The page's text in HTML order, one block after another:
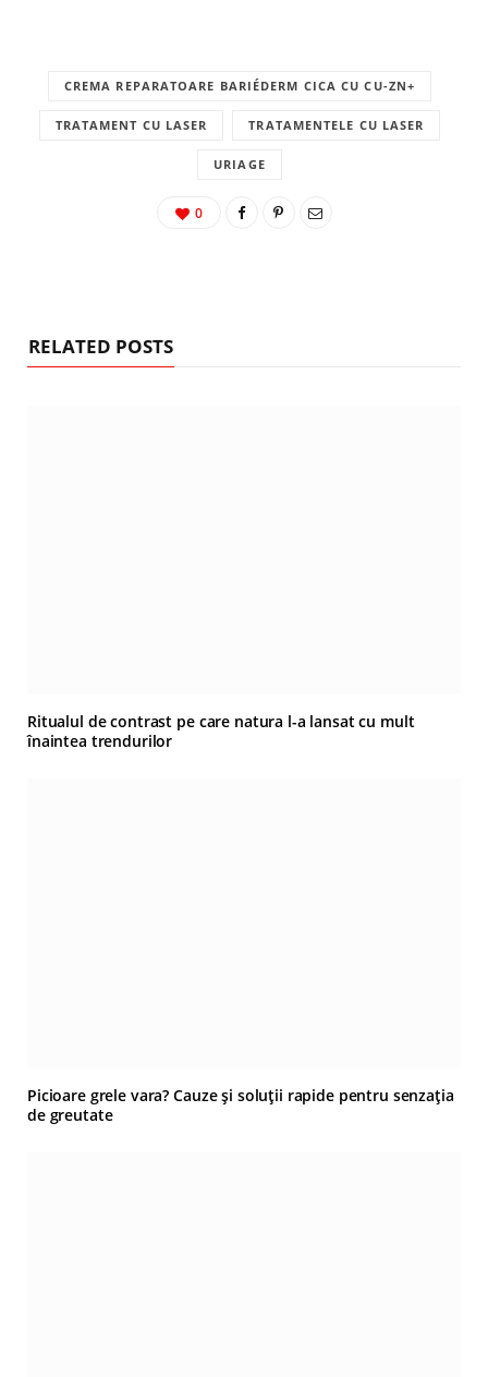
CREMA REPARATOARE BARIÉDERM CICA CU CU-ZN+
TRATAMENT CU LASER TRATAMENTELE CU LASER
URIAGE
0
RELATED POSTS
Ritualul de contrast pe care natura l-a lansat cu mult
înaintea trendurilor
Picioare grele vara? Cauze și soluții rapide pentru senzația
de greutate